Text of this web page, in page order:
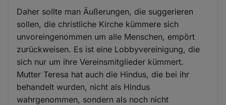
Daher sollte man Äußerungen, die suggerieren
sollen, die christliche Kirche kümmere sich
unvoreingenommen um alle Menschen, empört
zurückweisen. Es ist eine Lobbyvereinigung, die
sich nur um ihre Vereinsmitglieder kümmert.
Mutter Teresa hat auch die Hindus, die bei ihr
behandelt wurden, nicht als Hindus
wahrgenommen, sondern als noch nicht